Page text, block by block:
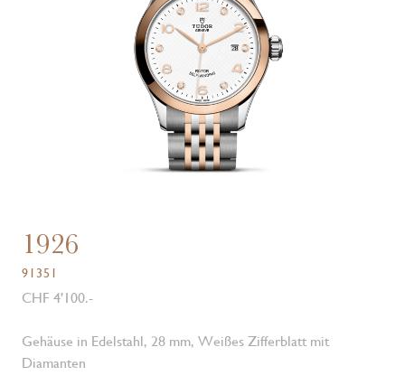
1926
91351
CHF 4'100.-
Gehäuse in Edelstahl, 28 mm, Weißes Zifferblatt mit
Diamanten